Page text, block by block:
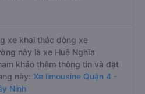
xe khai thác dòng xe
này là xe Huệ Nghĩa
khảo thêm thông tin và đặt
này: Xe limousine Quận 4 -
Ninh